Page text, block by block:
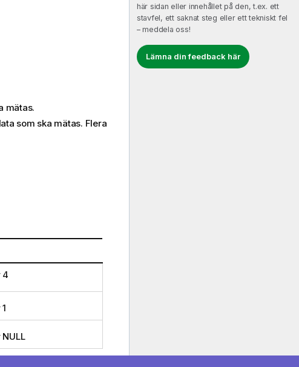
här sidan eller innehållet på den, t.ex. ett
stavfel, ett saknat steg eller ett tekniskt fel
– meddela oss!
Lämna din feedback här
mätas.
som ska mätas. Flera
4
NULL